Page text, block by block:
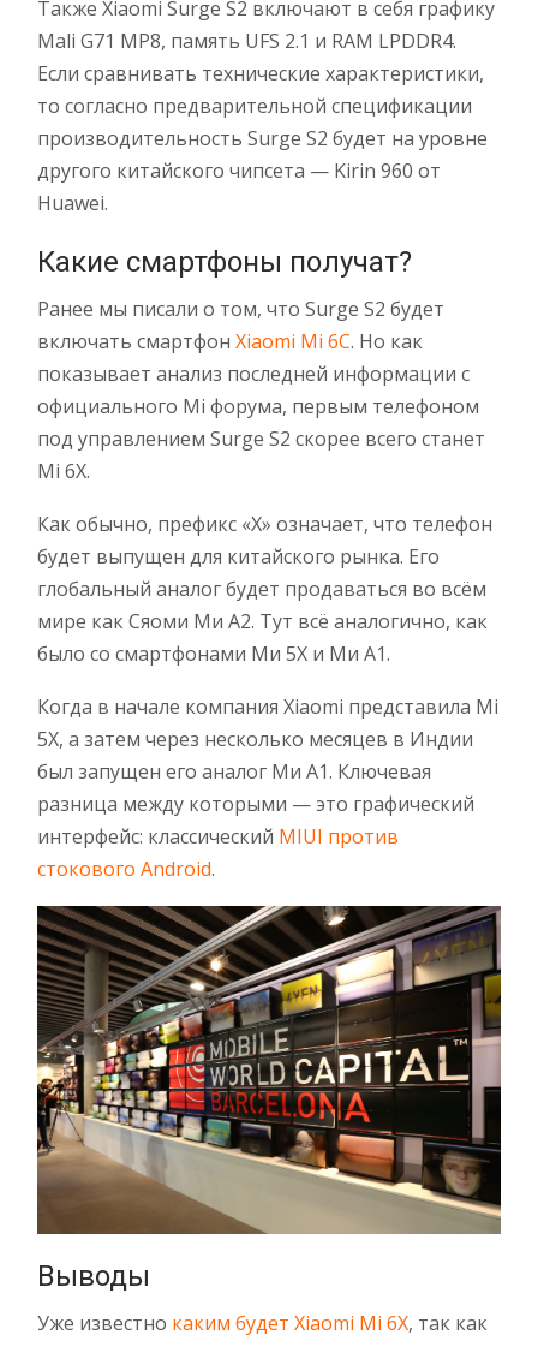
Также Xiaomi Surge S2 включают в себя графику
Mali G71 MP8, память UFS 2.1 и RAM LPDDR4.
Если сравнивать технические характеристики,
то согласно предварительной спецификации
производительность Surge S2 будет на уровне
другого китайского чипсета — Kirin 960 от
Huawei.
Какие смартфоны получат?
Ранее мы писали о том, что Surge S2 будет
включать смартфон Xiaomi Mi 6C. Но как
показывает анализ последней информации с
официального Mi форума, первым телефоном
под управлением Surge S2 скорее всего станет
Mi 6X.
Как обычно, префикс «Х» означает, что телефон
будет выпущен для китайского рынка. Его
глобальный аналог будет продаваться во всём
мире как Сяоми Ми А2. Тут всё аналогично, как
было со смартфонами Ми 5Х и Ми А1.
Когда в начале компания Xiaomi представила Mi
5X, а затем через несколько месяцев в Индии
был запущен его аналог Ми А1. Ключевая
разница между которыми — это графический
интерфейс: классический MIUI против
стокового Android.
Выводы
Уже известно каким будет Xiaomi Mi 6X, так как